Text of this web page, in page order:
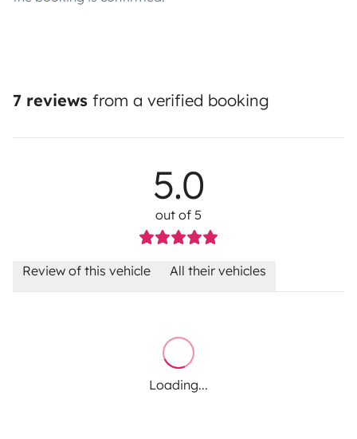
7 reviews from a verified booking
5.0
out of 5
Review of this vehicle All their vehicles
Loading...